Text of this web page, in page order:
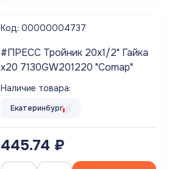
Код: 00000004737
#ПРЕСС Тройник 20х1/2" Гайка
х20 7130GW201220 "Comap"
Наличие товара:
Екатеринбург
445.74 ₽